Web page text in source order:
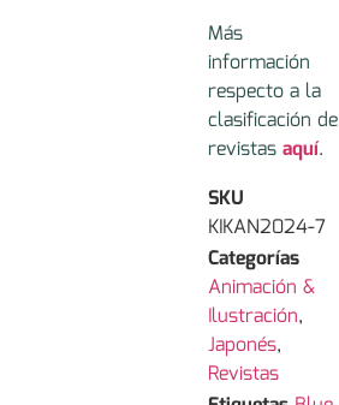
Más
información
respecto a la
clasificación de
revistas aquí.
SKU
KIKAN2024-7
Categorías
Animación &
Ilustración,
Japonés,
Revistas